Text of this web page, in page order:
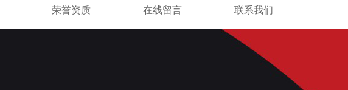
荣誉资质 在线留言 联系我们